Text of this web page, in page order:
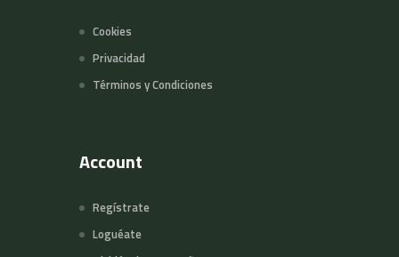
Cookies
Privacidad
Términos y Condiciones
Account
Regístrate
Loguéate